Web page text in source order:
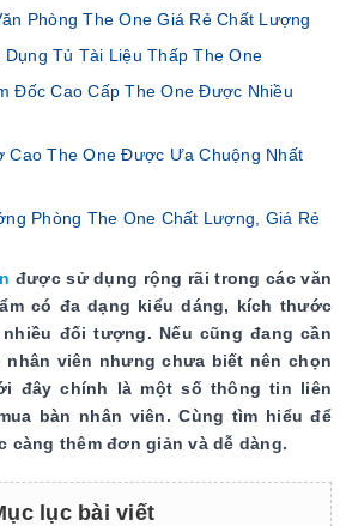
Phòng The One Giá Rẻ Chất Lượng
Tủ Tài Liệu Thấp The One
Đốc Cao Cấp The One Được Nhiều
Cao The One Được Ưa Chuộng Nhất
Phòng The One Chất Lượng, Giá Rẻ
được sử dụng rộng rãi trong các văn
có đa dạng kiểu dáng, kích thước
đối tượng. Nếu cũng đang cần
nhân viên nhưng chưa biết nên chọn
đây chính là một số thông tin liên
bàn nhân viên. Cùng tìm hiểu để
càng thêm đơn giản và dễ dàng.
lục bài viết